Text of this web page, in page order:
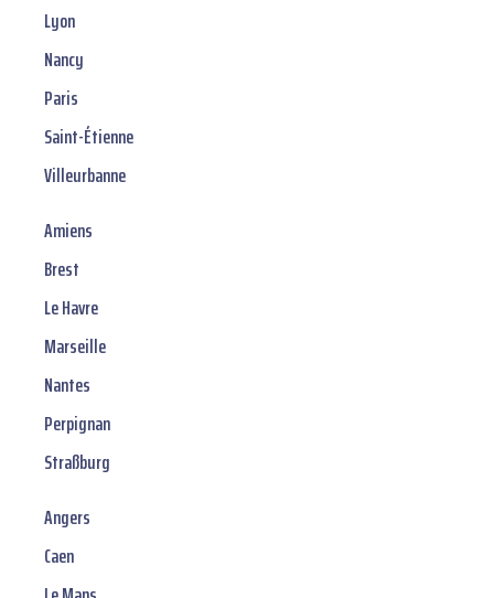
Lyon
Nancy
Paris
Saint-Étienne
Villeurbanne
Amiens
Brest
Le Havre
Marseille
Nantes
Perpignan
Straßburg
Angers
Caen